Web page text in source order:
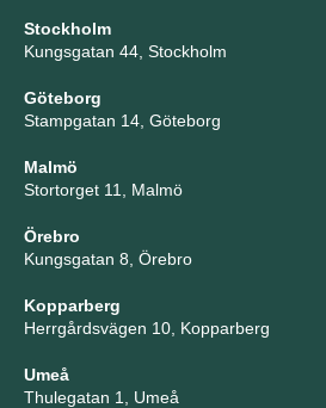
Stockholm
Kungsgatan 44, Stockholm
Göteborg
Stampgatan 14, Göteborg
Malmö
Stortorget 11, Malmö
Örebro
Kungsgatan 8, Örebro
Kopparberg
Herrgårdsvägen 10, Kopparberg
Umeå
Thulegatan 1, Umeå